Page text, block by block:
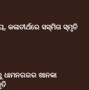
କଳାତୀର୍ଥରେ ସସ୍ମିତା ସ୍ମୃତି
ଖାନକା